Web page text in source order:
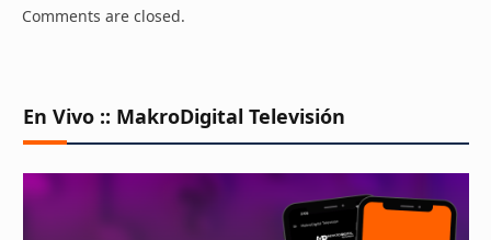
Comments are closed.
En Vivo :: MakroDigital Televisión